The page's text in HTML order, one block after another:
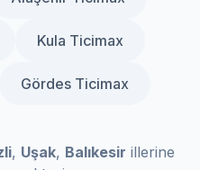
Kula Ticimax
Gördes Ticimax
, Uşak, Balıkesir illerine